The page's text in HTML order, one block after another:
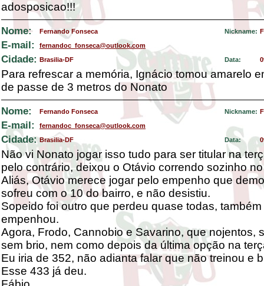
adosposicao!!!
Nome: Fernando Fonseca Nickname:
E-mail: fernandoc_fonseca@outlook.com
Cidade: Brasilia-DF Data:
Para refrescar a memória, Ignácio tomou amarelo
de passe de 3 metros do Nonato
Nome: Fernando Fonseca Nickname:
E-mail: fernandoc_fonseca@outlook.com
Cidade: Brasilia-DF Data:
Não vi Nonato jogar isso tudo para ser titular na
pelo contrário, deixou o Otávio correndo sozinho
Aliás, Otávio merece jogar pelo empenho que
sofreu com o 10 do bairro, e não desistiu.
Sopeido foi outro que perdeu quase todas,
empenhou.
Agora, Frodo, Cannobio e Savarino, que nojentos,
sem brio, nem como depois da última opção na
Eu iria de 352, não adianta falar que não treinou e
Esse 433 já deu.